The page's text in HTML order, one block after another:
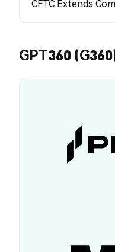
CFTC Extends
GPT360